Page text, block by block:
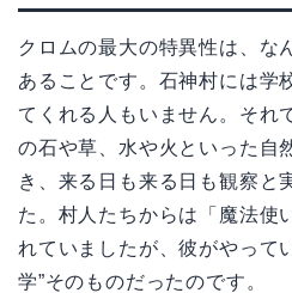
クロムの最大の特異性は、な
あることです。石神村には学
てくれる人もいません。それ
の石や草、水や火といった自
き、来る日も来る日も観察と
た。村人たちからは「魔法使
れていましたが、彼がやって
学”そのものだったのです。